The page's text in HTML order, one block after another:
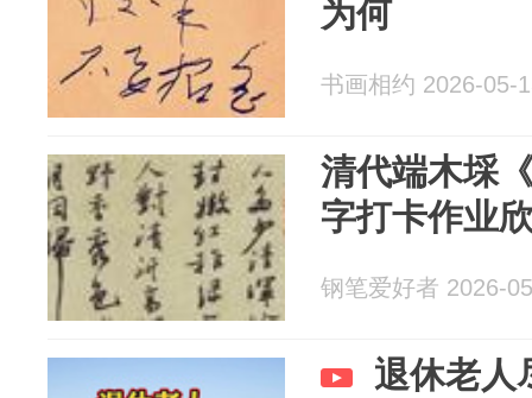
为何
书画相约 2026-05-
清代端木埰
字打卡作业
钢笔爱好者 2026-
退休老人